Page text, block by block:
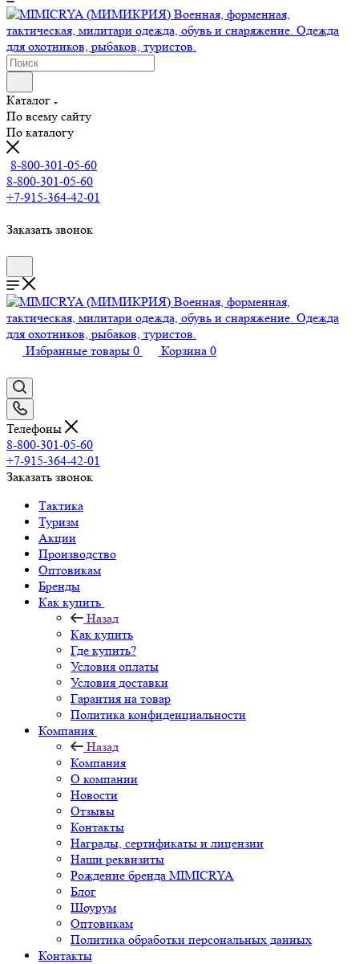
Каталог
По всему сайту
По каталогу
8-800-301-05-60
8-800-301-05-60
+7-915-364-42-01
Заказать звонок
Избранные товары 0 Корзина 0
Телефоны
8-800-301-05-60
+7-915-364-42-01
Заказать звонок
Тактика
Туризм
Акции
Производство
Оптовикам
Бренды
Как купить
Назад
Как купить
Где купить?
Условия оплаты
Условия доставки
Гарантия на товар
Политика конфиденциальности
Компания
Назад
Компания
О компании
Новости
Отзывы
Контакты
Награды, сертификаты и лицензии
Наши реквизиты
Рождение бренда MIMICRYA
Блог
Шоурум
Оптовикам
Политика обработки персональных данных
Контакты